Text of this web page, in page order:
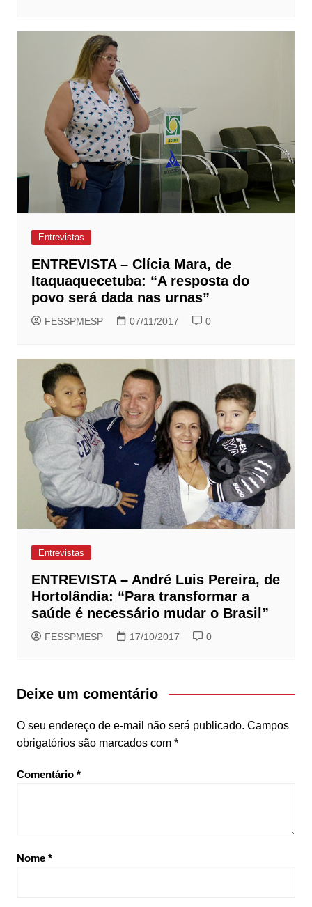
Entrevistas
ENTREVISTA – Clícia Mara, de
Itaquaquecetuba: “A resposta do
povo será dada nas urnas”
FESSPMESP 07/11/2017 0
Entrevistas
ENTREVISTA – André Luis Pereira, de
Hortolândia: “Para transformar a
saúde é necessário mudar o Brasil”
FESSPMESP 17/10/2017 0
Deixe um comentário
O seu endereço de e-mail não será publicado. Campos
obrigatórios são marcados com *
Comentário *
Nome *